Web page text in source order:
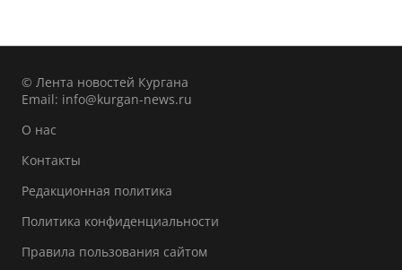
© Лента новостей Кургана
Email: info@kurgan-news.ru
О нас
Контакты
Редакционная политика
Политика конфиденциальности
Правила пользования сайтом